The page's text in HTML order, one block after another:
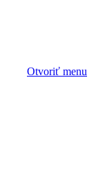
Otvoriť menu